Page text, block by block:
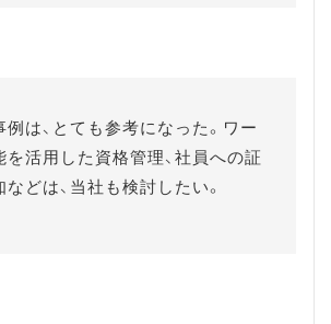
は、とても参考になった。ワー
を活用した資格管理、社員への証
どは、当社も検討したい。